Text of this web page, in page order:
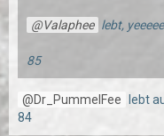
Valaphee lebt,
85
Dr_PummelFee
lebt
84